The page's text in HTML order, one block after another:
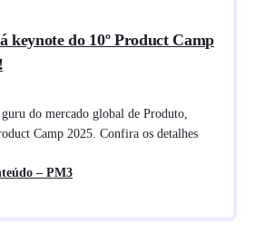
keynote do 10º Product Camp
do mercado global de Produto,
Camp 2025. Confira os detalhes
– PM3